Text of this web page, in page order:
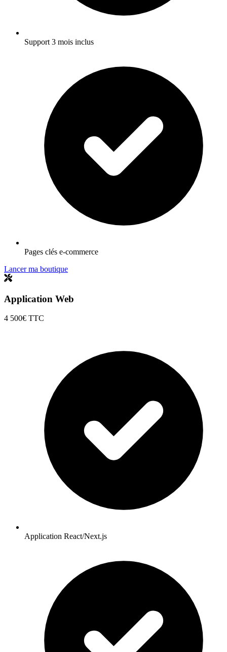
Support 3 mois inclus
Pages clés e-commerce
Lancer ma boutique
Application Web
4 500€ TTC
Application React/Next.js